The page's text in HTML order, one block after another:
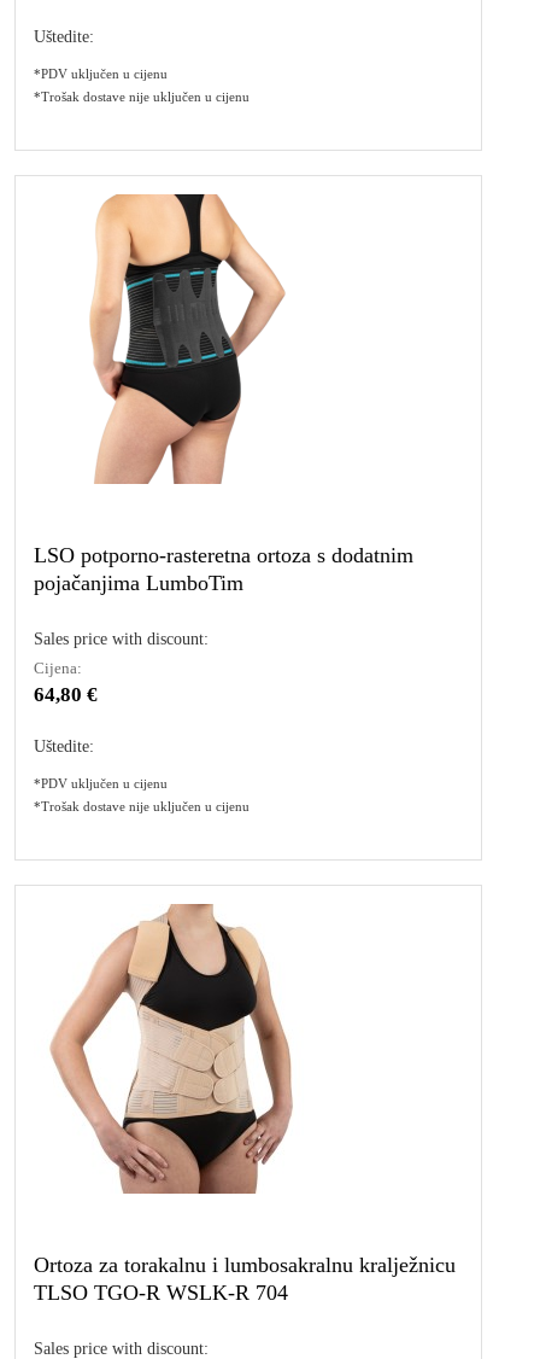
Uštedite:
*PDV uključen u cijenu
*Trošak dostave nije uključen u cijenu
LSO potporno-rasteretna ortoza s dodatnim
pojačanjima LumboTim
Sales price with discount:
Cijena:
64,80 €
Uštedite:
*PDV uključen u cijenu
*Trošak dostave nije uključen u cijenu
Ortoza za torakalnu i lumbosakralnu kralježnicu
TLSO TGO-R WSLK-R 704
Sales price with discount: